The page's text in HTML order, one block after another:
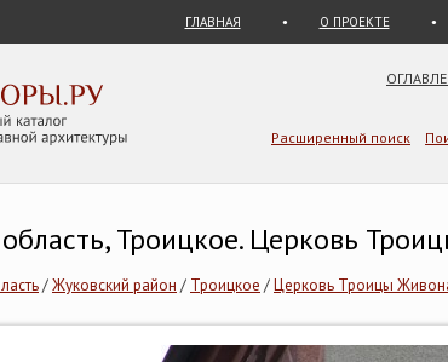
ГЛАВНАЯ О ПРОЕКТЕ
Расширенный поиск
Троицкое. Церковь
/Жуковский район / Троицкое /Церковь Троицы